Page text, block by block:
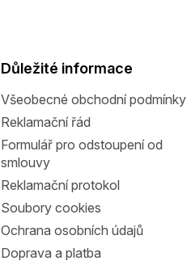
Důležité informace
Všeobecné obchodní podmínky
Reklamační řád
Formulář pro odstoupení od
smlouvy
Reklamační protokol
Soubory cookies
Ochrana osobních údajů
Doprava a platba